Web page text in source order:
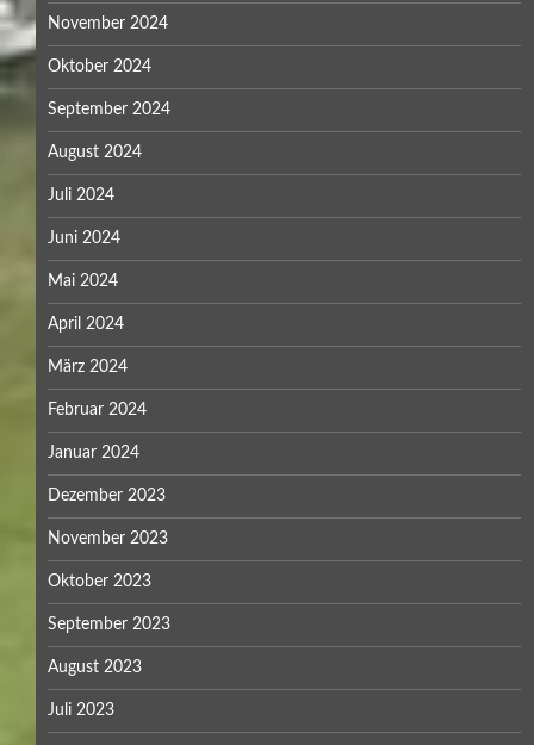
November 2024
Oktober 2024
September 2024
August 2024
Juli 2024
Juni 2024
Mai 2024
April 2024
März 2024
Februar 2024
Januar 2024
Dezember 2023
November 2023
Oktober 2023
September 2023
August 2023
Juli 2023